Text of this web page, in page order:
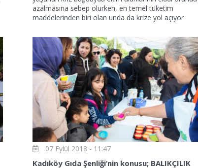
azalmasına sebep olurken, en temel tüketim
maddelerinden biri olan unda da krize yol açıyor
07 Eylül 2018 - 11:47
Kadıköy Gıda Şenliği’nin konusu; BALIKÇILIK